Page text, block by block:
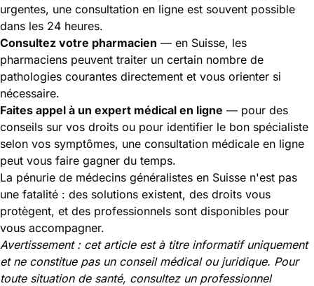
urgentes, une consultation en ligne est souvent possible
dans les 24 heures.
Consultez votre pharmacien — en Suisse, les
pharmaciens peuvent traiter un certain nombre de
pathologies courantes directement et vous orienter si
nécessaire.
Faites appel à un expert médical en ligne — pour des
conseils sur vos droits ou pour identifier le bon spécialiste
selon vos symptômes, une consultation médicale en ligne
peut vous faire gagner du temps.
La pénurie de médecins généralistes en Suisse n'est pas
une fatalité : des solutions existent, des droits vous
protègent, et des professionnels sont disponibles pour
vous accompagner.
Avertissement : cet article est à titre informatif uniquement
et ne constitue pas un conseil médical ou juridique. Pour
toute situation de santé, consultez un professionnel